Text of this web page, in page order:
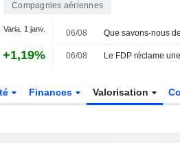
Compagnies aériennes
Varia. 1 janv.
+1,19%
06/08
06/08
Finances Valorisation